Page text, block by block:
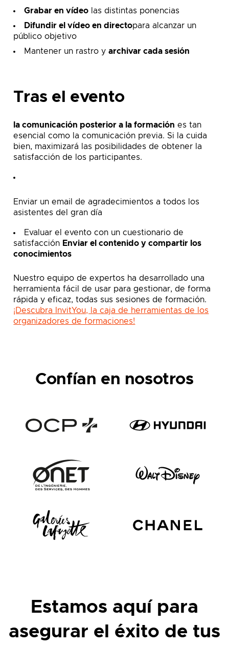
Grabar en vídeo las distintas ponencias
Difundir el vídeo en directopara alcanzar un
público objetivo
Mantener un rastro yarchivar cada sesión
Tras el evento
la comunicación posterior a la formación es tan
esencial como la comunicación previa. Si la cuida
bien, maximizará las posibilidades de obtener la
satisfacción de los participantes.
Enviar un email de agradecimientos a todos los
asistentes del gran día
Evaluar el evento con un cuestionario de
satisfacción Enviar el contenido y compartir los
conocimientos
Nuestro equipo de expertos ha desarrollado una
herramienta fácil de usar para gestionar, de forma
rápida y eficaz, todas sus sesiones de formación.
¡Descubra InvitYou, la caja de herramientas de los
organizadores de formaciones!
Confían en nosotros
Estamos aquí para
asegurar el éxito de tus